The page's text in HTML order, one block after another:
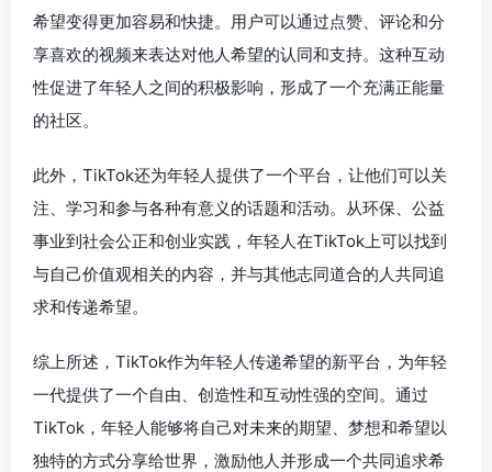
希望变得更加容易和快捷。用户可以通过点赞、评论和分
享喜欢的视频来表达对他人希望的认同和支持。这种互动
性促进了年轻人之间的积极影响，形成了一个充满正能量
的社区。
此外，TikTok还为年轻人提供了一个平台，让他们可以关
注、学习和参与各种有意义的话题和活动。从环保、公益
事业到社会公正和创业实践，年轻人在TikTok上可以找到
与自己价值观相关的内容，并与其他志同道合的人共同追
求和传递希望。
综上所述，TikTok作为年轻人传递希望的新平台，为年轻
一代提供了一个自由、创造性和互动性强的空间。通过
TikTok，年轻人能够将自己对未来的期望、梦想和希望以
独特的方式分享给世界，激励他人并形成一个共同追求希